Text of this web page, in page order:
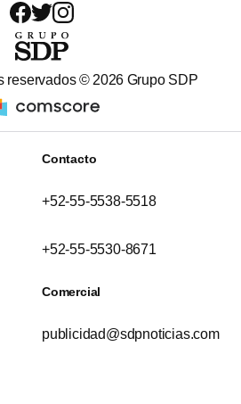
reservados © 2026 Grupo SDP
Contacto
+52-55-5538-5518
+52-55-5530-8671
Comercial
publicidad@sdpnoticias.com